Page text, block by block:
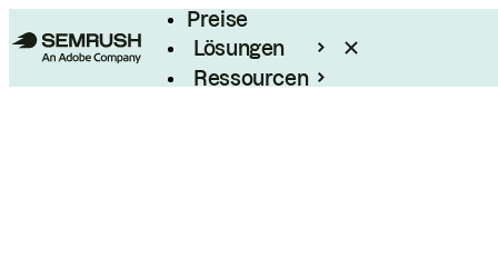
Preise
Lösungen
Ressourcen